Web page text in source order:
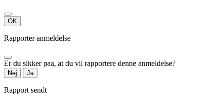
OK
Rapporter anmeldelse
Er du sikker paa, at du vil rapportere denne anmeldelse?
Nej Ja
Rapport sendt